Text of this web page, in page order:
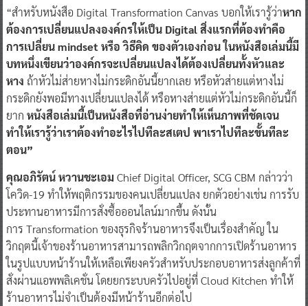
​“สำหรับหนังสือ Digital Transformation Canvas บอกให้เรารู้ว่าหาก
ต้องการเปลี่ยนแปลงองค์กรให้เป็น Digitalสิ่งแรกที่ต้องทำคือ
การเปลี่ยนmindsetหรือ วิธีคิด ของตัวเองก่อนในหนังสือเล่มนี้มี
บทหนึ่งเขียนว่าองค์กรจะเปลี่ยนแปลงได้ต้องเปลี่ยนทั้งหัวและ
หาง ถ้าหัวไม่ส่ายหางไม่กระดิกอันนี้ยากเลย หรือหัวส่ายแต่หางไม่
กระดิกยังพอมีทางเปลี่ยนแปลงได้ หรือหางส่ายแต่หัวไม่กระดิกอันนี้ก็
ยาก หนังสือเล่มนี้เป็นหนังสือที่อ่านง่ายทำให้เห็นภาพที่ชัดเจน
ทำให้เรารู้ว่าเราต้องทำอะไรไปทีละสเตป พาเราไปทีละขั้นทีละ
ตอน”
คุณอภิรัตน์ หวานชะเอม Chief Digital Officer, SCG CBM กล่าวว่า
โควิด-19 ทำให้พฤติกรรมของคนเปลี่ยนแปลง ยกตัวอย่างเช่น การรับ
ประทานอาหารมีการสั่งซื้อออนไลน์มากขึ้น ดังนั้น
การ Transformation ของธุรกิจร้านอาหารจึงเป็นเรื่องสำคัญ ใน
วิกฤตนี้เจ้าของร้านอาหารสามารถพลิกวิกฤตจากการเปิดร้านอาหาร
ในรูปแบบหน้าร้านให้เหลือเพียงครัวสำหรับประกอบอาหารส่งลูกค้าที่
สั่งผ่านแอพพลิเคชั่น โดยยกระบบครัวไปอยู่ที่ Cloud Kitchen ทำให้
ร้านอาหารไม่จำเป็นต้องมีหน้าร้านอีกต่อไป